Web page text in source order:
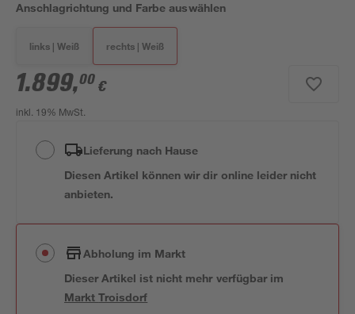
Anschlagrichtung und Farbe auswählen
links | Weiß rechts | Weiß
1.899,00 €
inkl. 19% MwSt.
Lieferung nach Hause
Diesen Artikel können wir dir online leider nicht
anbieten.
Abholung im Markt
Dieser Artikel ist nicht mehr verfügbar im
MarktTroisdorf